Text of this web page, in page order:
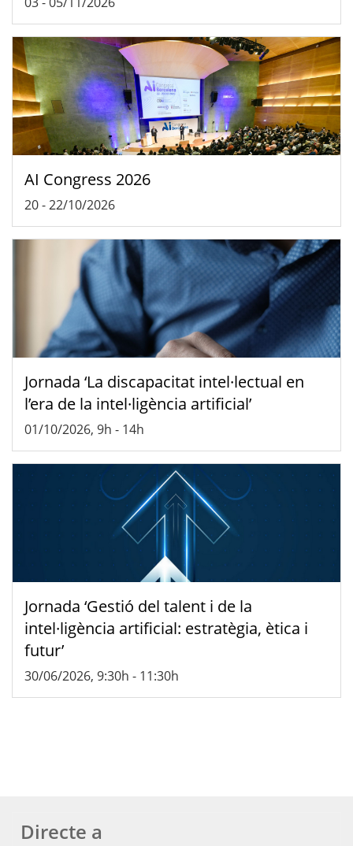
AI Congress 2026
20-22/10/2026
Jornada ‘La discapacitat intel·lectual en
l’era de la intel·ligència artificial’
01/10/2026, 9h - 14h
Jornada ‘Gestió del talent i de la
intel·ligència artificial: estratègia, ètica i
futur’
30/06/2026, 9:30h - 11:30h
Directe a